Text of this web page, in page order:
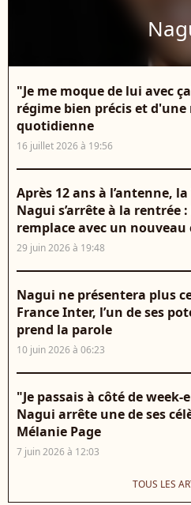
"Je me moque de lui avec
régime bien précis et
quotidienne
16 juillet 2026 à 19:56
Après 12 ans à l’antenne,
Nagui s’arrête à la rentrée
remplace avec un nouveau
29 juin 2026 à 19:48
Nagui ne présentera plus
France Inter, l’un de ses
prend la parole
10 juin 2026 à 06:23
"Je passais à côté de
Nagui arrête une de ses
Mélanie Page
7 juin 2026 à 12:03
TOUS LES